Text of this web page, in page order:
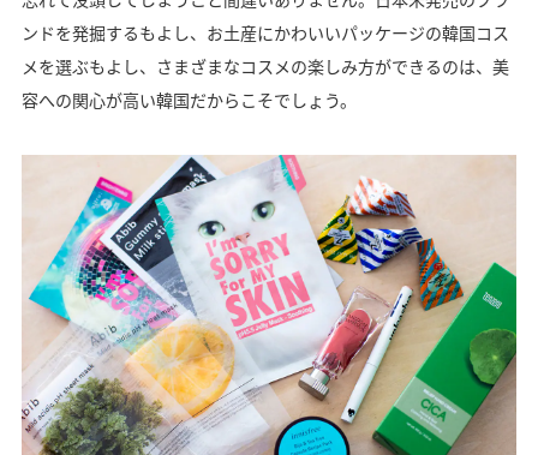
ンドを発掘するもよし、お土産にかわいいパッケージの韓国コス
メを選ぶもよし、さまざまなコスメの楽しみ方ができるのは、美
容への関心が高い韓国だからこそでしょう。